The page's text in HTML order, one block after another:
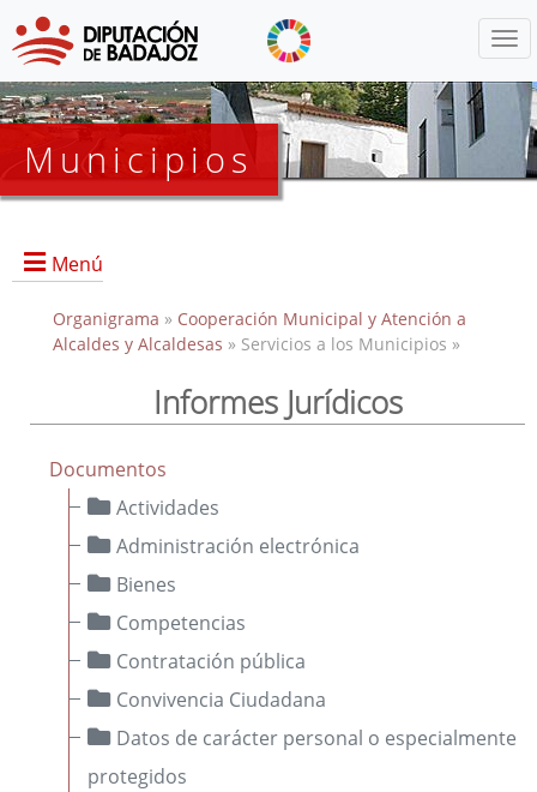
Municipios
Menú
Líneas de Actuación
Protocolos de Actuaciones
Petición de actuaciones
Costes efectivos
Calidad y Optimización de la Prestación de Servicios
Públicos Municipales
Informes Jurídicos
Organigrama » Cooperación Municipal y Atención a
Alcaldes y Alcaldesas » Servicios a los Municipios »
Informes Jurídicos
Documentos
Actividades
Administración electrónica
Bienes
Competencias
Contratación pública
Convivencia Ciudadana
Datos de carácter personal o especialmente
protegidos